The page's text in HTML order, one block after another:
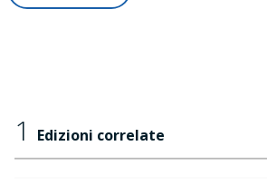
1 Edizioni correlate